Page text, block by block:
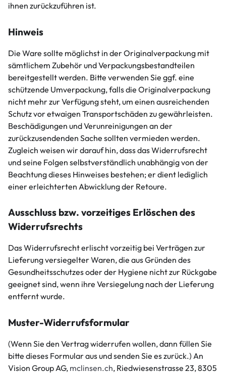
ihnen zurückzuführen ist.
Hinweis
Die Ware sollte möglichst in der Originalverpackung mit
sämtlichem Zubehör und Verpackungsbestandteilen
bereitgestellt werden. Bitte verwenden Sie ggf. eine
schützende Umverpackung, falls die Originalverpackung
nicht mehr zur Verfügung steht, um einen ausreichenden
Schutz vor etwaigen Transportschäden zu gewährleisten.
Beschädigungen und Verunreinigungen an der
zurückzusendenden Sache sollten vermieden werden.
Zugleich weisen wir darauf hin, dass das Widerrufsrecht
und seine Folgen selbstverständlich unabhängig von der
Beachtung dieses Hinweises bestehen; er dient lediglich
einer erleichterten Abwicklung der Retoure.
Ausschluss bzw. vorzeitiges Erlöschen des
Widerrufsrechts
Das Widerrufsrecht erlischt vorzeitig bei Verträgen zur
Lieferung versiegelter Waren, die aus Gründen des
Gesundheitsschutzes oder der Hygiene nicht zur Rückgabe
geeignet sind, wenn ihre Versiegelung nach der Lieferung
entfernt wurde.
Muster-Widerrufsformular
(Wenn Sie den Vertrag widerrufen wollen, dann füllen Sie
bitte dieses Formular aus und senden Sie es zurück.) An
Vision Group AG, mclinsen.ch, Riedwiesenstrasse 23, 8305